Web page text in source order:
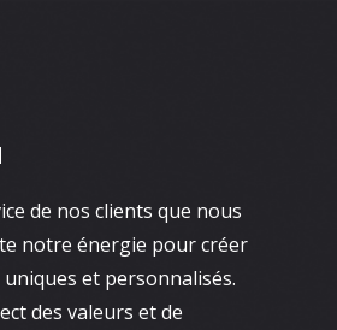
de nos clients que nous
notre énergie pour créer
et personnalisés.
des valeurs et de